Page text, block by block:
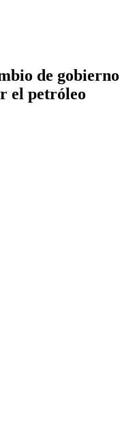
de gobierno
el petróleo